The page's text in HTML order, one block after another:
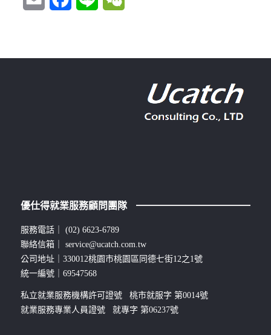
優仕得就業服務顧問團隊
服務電話｜ (02) 6623-6789
聯絡信箱｜ service@ucatch.com.tw
公司地址｜330012桃園市桃園區同德七街12之1號
統一編號｜69547568
私立就業服務機構許可證號 桃市就服字 第0014號
就業服務專業人員證號 就專字 第06237號